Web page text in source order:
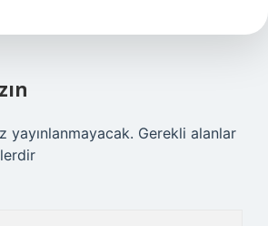
yayınlanmayacak. Gerekli alanlar